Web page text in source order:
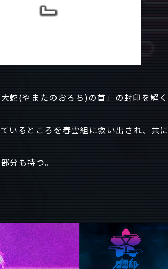
蛇(やまたのおろち)の首」の封印を解く
いるところを春雲組に救い出され、共に
分も持つ。